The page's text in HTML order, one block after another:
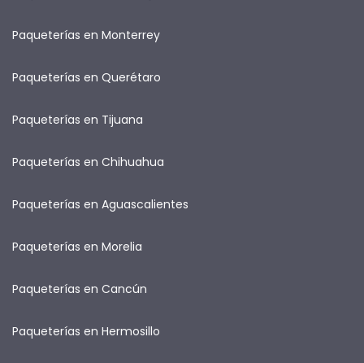
Paqueterías en Monterrey
Paqueterías en Querétaro
Paqueterías en Tijuana
Paqueterías en Chihuahua
Paqueterías en Aguascalientes
Paqueterías en Morelia
Paqueterías en Cancún
Paqueterías en Hermosillo